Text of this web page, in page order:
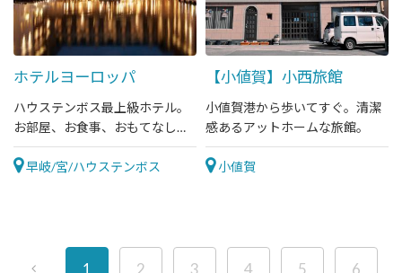
ホテルヨーロッパ
ハウステンボス最上級ホテル。
お部屋、お食事、おもてなしの
すべてに上質を追求したプレミ
アムなホテルです。
早岐/宮/ハウステンボス
【小値賀】小西旅館
小値賀港から歩いてすぐ。清潔
感あるアットホームな旅館。
小値賀
1 2 3 4 5 6